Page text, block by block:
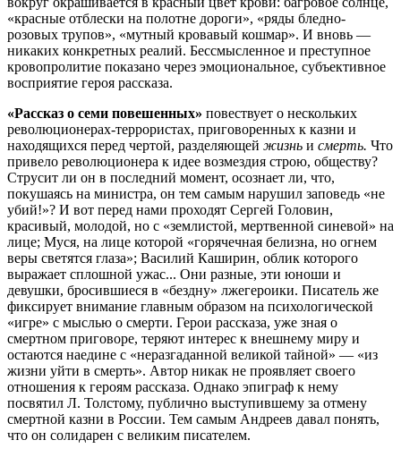
«красные отблески на полотне дороги», «ряды бледно-
розовых трупов», «мутный кровавый кошмар». И вновь —
никаких конкретных реалий. Бессмысленное и преступное
кровопролитие показано через эмоциональное, субъективное
восприятие героя рассказа.
«Рассказ о семи повешенных» повествует о нескольких
революционерах-террористах, приговоренных к казни и
находящихся перед чертой, разделяющей жизнь и смерть. Что
привело революционера к идее возмездия строю, обществу?
Струсит ли он в последний момент, осознает ли, что,
покушаясь на министра, он тем самым нарушил заповедь «не
убий!»? И вот перед нами проходят Сергей Головин,
красивый, молодой, но с «землистой, мертвенной синевой» на
лице; Муся, на лице которой «горячечная белизна, но огнем
веры светятся глаза»; Василий Каширин, облик которого
выражает сплошной ужас... Они разные, эти юноши и
девушки, бросившиеся в «бездну» лжегероики. Писатель же
фиксирует внимание главным образом на психологической
«игре» с мыслью о смерти. Герои рассказа, уже зная о
смертном приговоре, теряют интерес к внешнему миру и
остаются наедине с «неразгаданной великой тайной» — «из
жизни уйти в смерть». Автор никак не проявляет своего
отношения к героям рассказа. Однако эпиграф к нему
посвятил Л. Толстому, публично выступившему за отмену
смертной казни в России. Тем самым Андреев давал понять,
что он солидарен с великим писателем.